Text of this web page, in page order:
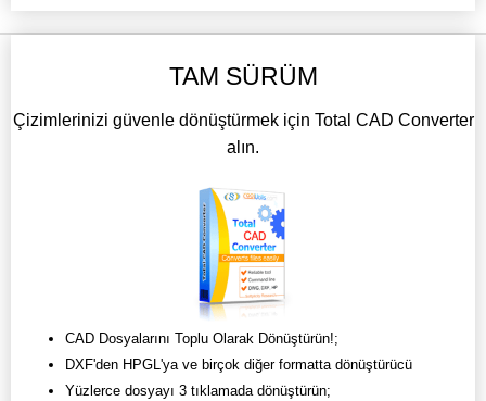
TAM SÜRÜM
Çizimlerinizi güvenle dönüştürmek için Total CAD Converter
alın.
CAD Dosyalarını Toplu Olarak Dönüştürün!;
DXF'den HPGL'ya ve birçok diğer formatta dönüştürücü
Yüzlerce dosyayı 3 tıklamada dönüştürün;